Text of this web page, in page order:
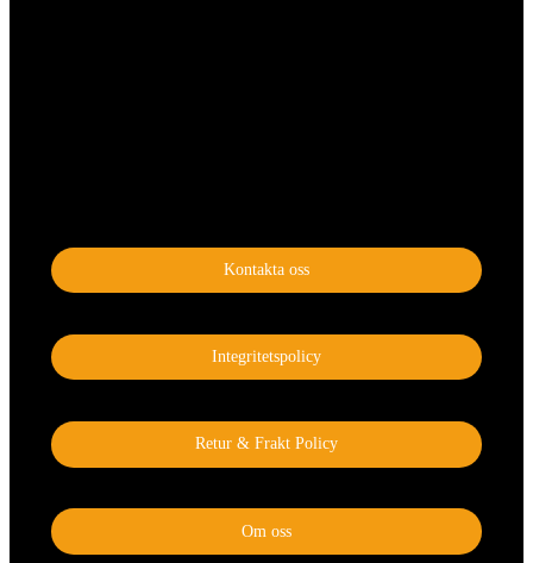
Kontakta oss
Integritetspolicy
Retur & Frakt Policy
Om oss